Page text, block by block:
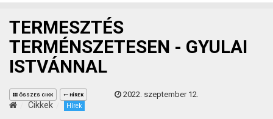
ÁLTALÁNOS SZERZŐDÉSI FELTÉTELEK
KINCSES BARANYA VÉMÉND
KAPCSOLAT
TERMESZTÉS
TERMÉNSZETESEN - GYULAI
ISTVÁNNAL
ÖSSZES CIKK HÍREK 2022. szeptember 12.
Cikkek Hírek